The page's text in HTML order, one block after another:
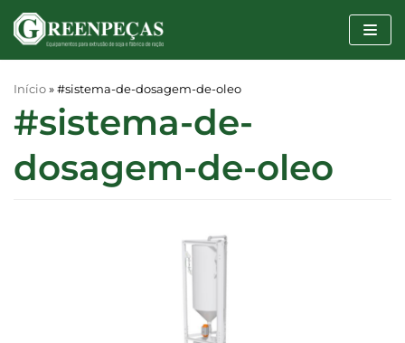
Pular
para
o
conteúdo
Início » #sistema-de-dosagem-de-oleo
#sistema-de-
dosagem-de-oleo